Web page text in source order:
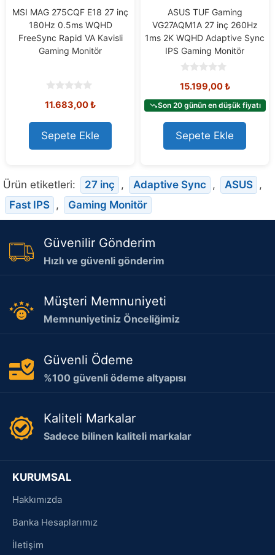
MSI MAG 275CQF E18 27 inç
180Hz 0.5ms WQHD
FreeSync Rapid VA Kavisli
Gaming Monitör
o
t
o
f
5
11.683,00₺
Sepete Ekle
ASUS TUF Gaming
VG27AQM1A 27 inç 260Hz
1ms 2K WQHD Adaptive Sync
IPS Gaming Monitör
o
t
o
f
5
15.199,00₺
Son 20 günün en düşük fiyatı
Sepete Ekle
Ürün etiketleri: 27 inç , Adaptive Sync , ASUS ,
Fast IPS , Gaming Monitör
Güvenilir Gönderim
Hızlı ve güvenli gönderim
Müşteri Memnuniyeti
Memnuniyetiniz Önceliğimiz
Güvenli Ödeme
%100 güvenli ödeme altyapısı
Kaliteli Markalar
Sadece bilinen kaliteli markalar
KURUMSAL
Hakkımızda
Banka Hesaplarımız
İletişim